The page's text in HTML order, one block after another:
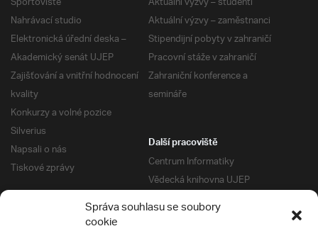
Správa souhlasu se soubory
cookie
Nahrávací studio
Elektronická úřední deska –
Akademický senát UJEP
Zajišťování a vnitřní hodnocení
kvality
Konkurzy a volné pozice
Silverius
Napsali o nás
Tiskové zprávy
Aktuální výzvy – zaměstnanci
Stipendijní pobyty v zahraničí
Pracovní stáže v zahraničí
Zahraniční konference a
semináře
Další pracoviště
Centrum Informatiky
Vědecká knihovna UJEP
Správa kolejí a menz
Univerzitní centrum podpory